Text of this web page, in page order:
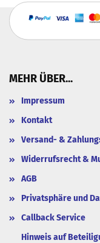
MEHR ÜBER...
Impressum
Kontakt
Versand- &
Widerrufsrecht &
AGB
Privatsphäre und
Callback Service
Hinweis auf